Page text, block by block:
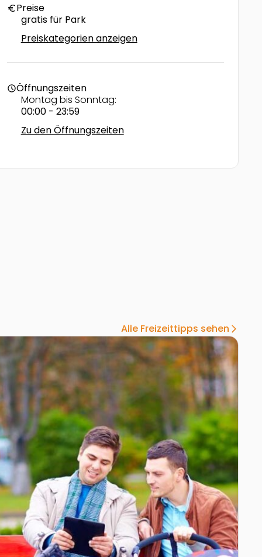
euroPreise
gratis für Park
Preiskategorien anzeigen
scheduleÖffnungszeiten
Montag bis Sonntag:
00:00 - 23:59
Zu den Öffnungszeiten
Alle Freizeittipps sehen arrow_forward_ios